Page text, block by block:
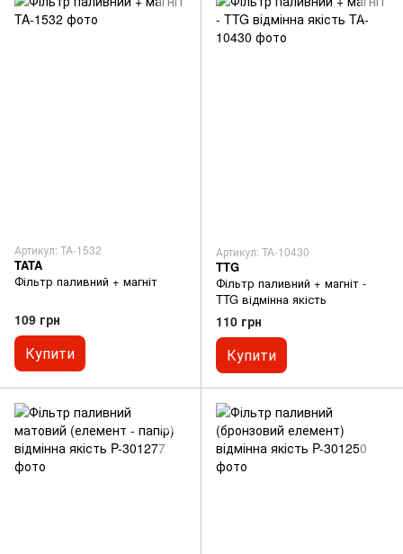
Артикул: TA-1532
TATA
Фільтр паливний + магніт
109 грн
Купити
Артикул: TA-10430
TTG
Фільтр паливний + магніт -
TTG відмінна якість
110 грн
Купити